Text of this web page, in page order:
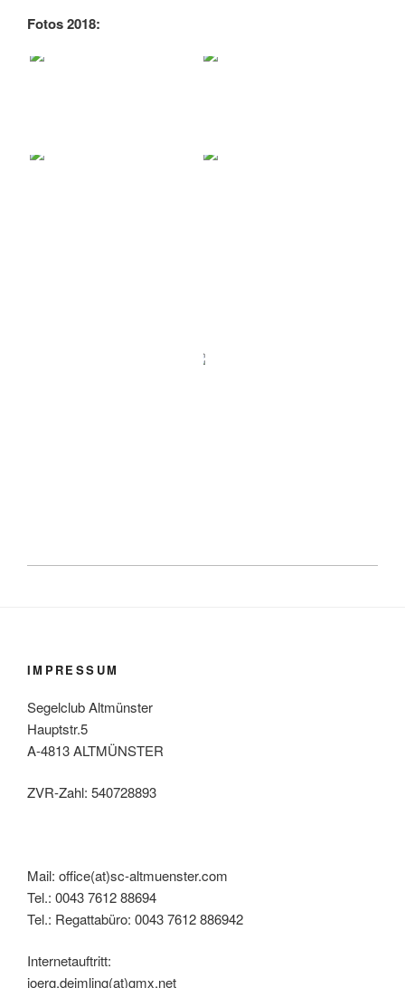
Fotos 2018:
IMPRESSUM
Segelclub Altmünster
Hauptstr.5
A-4813 ALTMÜNSTER
ZVR-Zahl: 540728893
Mail: office(at)sc-altmuenster.com
Tel.: 0043 7612 88694
Tel.: Regattabüro: 0043 7612 886942
Internetauftritt:
joerg.deimling(at)gmx.net